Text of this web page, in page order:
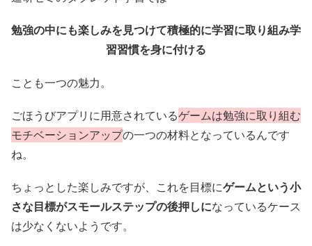
勉強の中にも楽しみを見つけて積極的に学習に取り組み学
習習慣を身に付ける
ことも一つの魅力。
ごほうびアプリに用意されているゲームは勉強に取り組む
モチベーションアップの一つの材料となっているんです
ね。
ちょっとした楽しみですが、これを目標にゲームという小
さな目標がスモールステップの後押しになっているケース
は少なくないようです。